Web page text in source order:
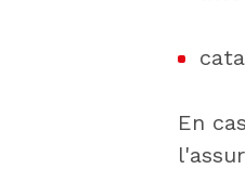
En